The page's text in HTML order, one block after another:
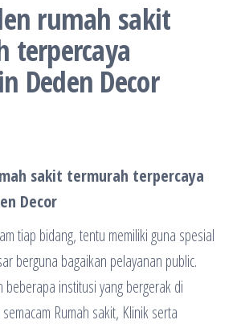
rumah sakit
terpercaya
Deden Decor
sakit termurah terpercaya
Decor
tiap bidang, tentu memiliki guna spesial
berguna bagaikan pelayanan public.
beberapa institusi yang bergerak di
Rumah sakit, Klinik serta